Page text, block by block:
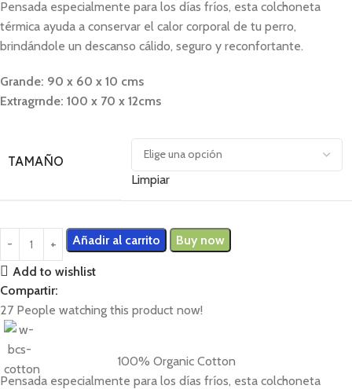
Pensada especialmente para los días fríos, esta colchoneta
térmica ayuda a conservar el calor corporal de tu perro,
brindándole un descanso cálido, seguro y reconfortante.
Grande: 90 x 60 x 10 cms
Extragrnde: 100 x 70 x 12cms
TAMAÑO
Limpiar
Añadir al carrito Buy now
Add to wishlist
Compartir:
27 People watching this product now!
100% Organic Cotton
Pensada especialmente para los días fríos, esta colchoneta